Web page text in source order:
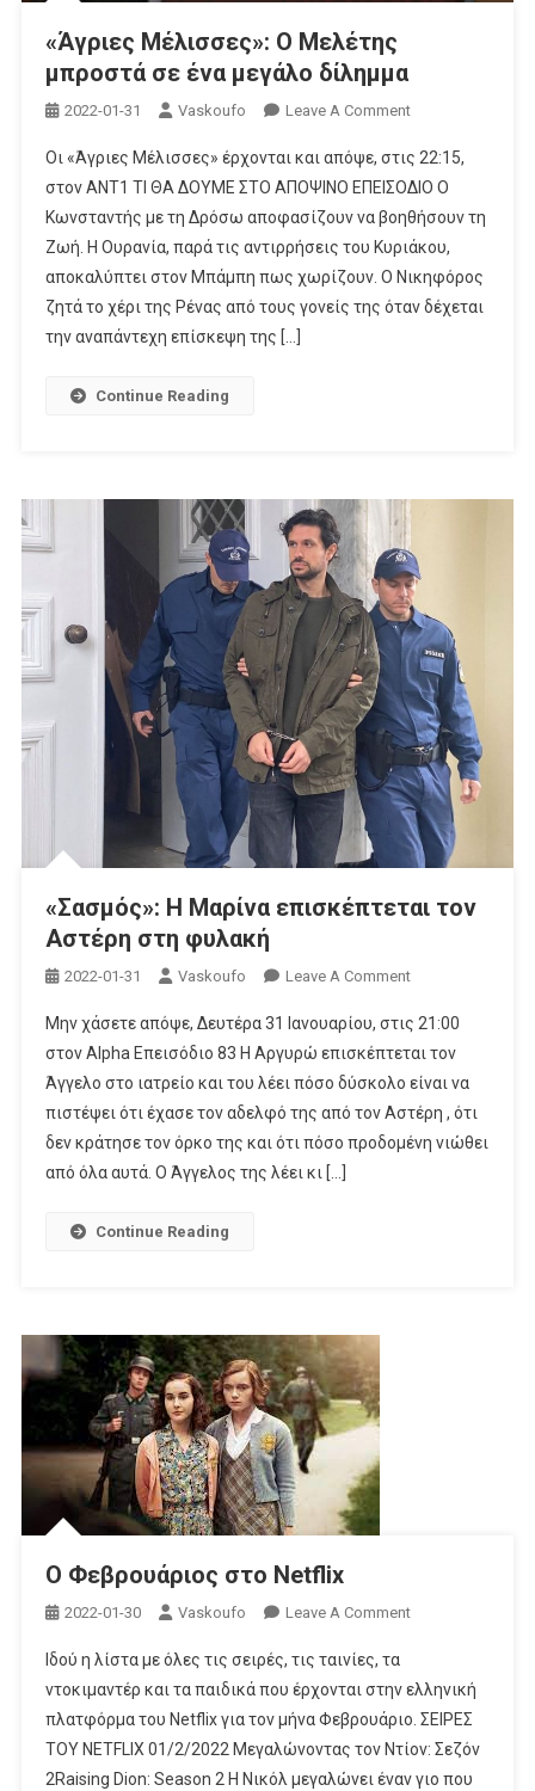
«Άγριες Μέλισσες»: Ο Μελέτης
μπροστά σε ένα μεγάλο δίλημμα
2022-01-31 Vaskoufo Leave A CommentOn
Μέλισσες»:
Ο
Μελέτης
Μπροστά
Σε
Ένα
Οι «Άγριες Μέλισσες» έρχονται και απόψε, στις 22:15,
στον ANT1 ΤΙ ΘΑ ΔΟΥΜΕ ΣΤΟ ΑΠΟΨΙΝΟ ΕΠΕΙΣΟΔΙΟ Ο
Κωνσταντής με τη Δρόσω αποφασίζουν να βοηθήσουν τη
Ζωή. Η Ουρανία, παρά τις αντιρρήσεις του Κυριάκου,
αποκαλύπτει στον Μπάμπη πως χωρίζουν. Ο Νικηφόρος
ζητά το χέρι της Ρένας από τους γονείς της όταν δέχεται
την αναπάντεχη επίσκεψη της […]
Continue Reading
«Σασμός»: Η Μαρίνα επισκέπτεται τον
Αστέρη στη φυλακή
2022-01-31 Vaskoufo Leave A CommentOn
Η
Μαρίνα
Επισκέπτεται
Τον
Αστέρη
Μην χάσετε απόψε, Δευτέρα 31 Ιανουαρίου, στις 21:00
στον Alpha Επεισόδιο 83 Η Αργυρώ επισκέπτεται τον
Άγγελο στο ιατρείο και του λέει πόσο δύσκολο είναι να
πιστέψει ότι έχασε τον αδελφό της από τον Αστέρη , ότι
δεν κράτησε τον όρκο της και ότι πόσο προδομένη νιώθει
από όλα αυτά. Ο Άγγελος της λέει κι […]
Continue Reading
Ο Φεβρουάριος στο Netflix
2022-01-30 Vaskoufo Leave A CommentOn
Στο
Netflix
Ιδού η λίστα με όλες τις σειρές, τις ταινίες, τα
ντοκιμαντέρ και τα παιδικά που έρχονται στην ελληνική
πλατφόρμα του Netflix για τον μήνα Φεβρουάριο. ΣΕΙΡΕΣ
ΤΟΥ NETFLIX 01/2/2022 Μεγαλώνοντας τον Ντίον: Σεζόν
2Raising Dion: Season 2 Η Νικόλ μεγαλώνει έναν γιο που